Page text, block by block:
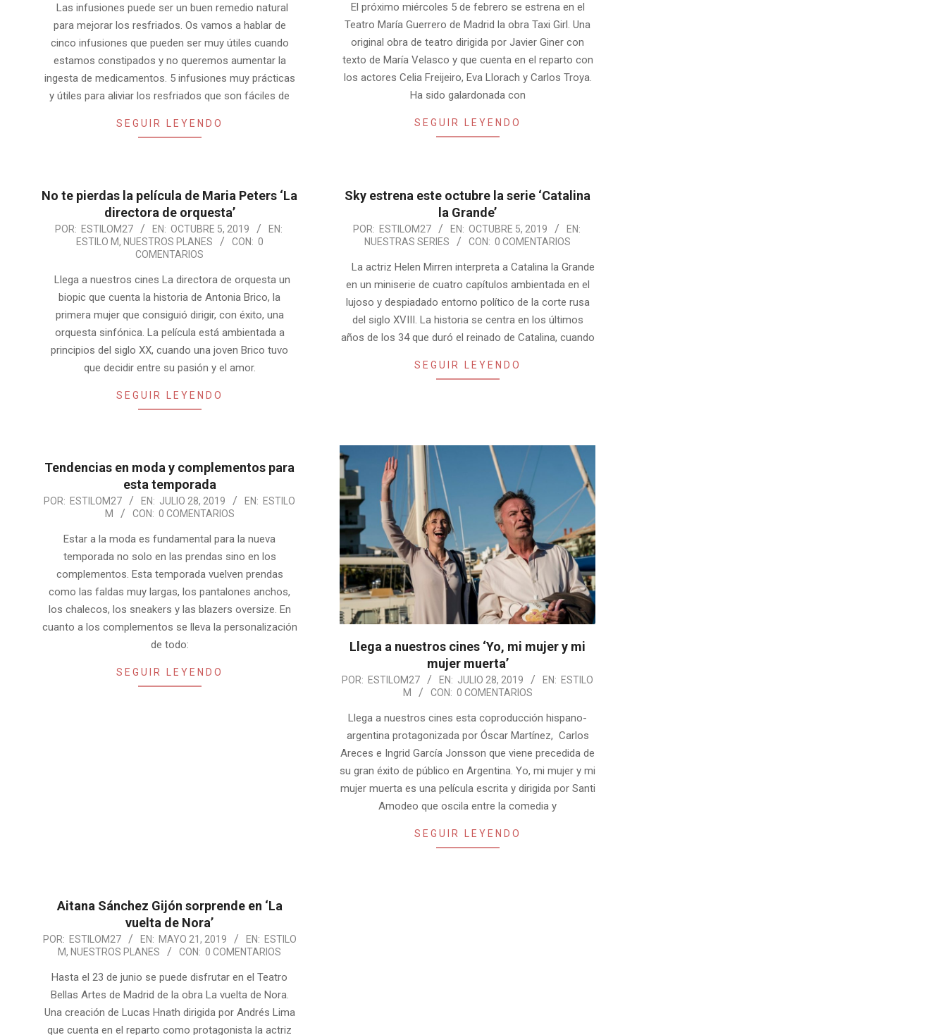
Las infusiones puede ser un buen remedio natural
para mejorar los resfriados. Os vamos a hablar de
cinco infusiones que pueden ser muy útiles cuando
estamos constipados y no queremos aumentar la
ingesta de medicamentos. 5 infusiones muy prácticas
y útiles para aliviar los resfriados que son fáciles de
SEGUIR LEYENDO
El próximo miércoles 5 de febrero se estrena en el
Teatro María Guerrero de Madrid la obra Taxi Girl. Una
original obra de teatro dirigida por Javier Giner con
texto de María Velasco y que cuenta en el reparto con
los actores Celia Freijeiro, Eva Llorach y Carlos Troya.
Ha sido galardonada con
SEGUIR LEYENDO
No te pierdas la película de Maria Peters ‘La
directora de orquesta’
2019-POR: ESTILOM27 EN: OCTUBRE 5, 2019
EN:
ESTILO M, NUESTROS PLANES CON: 0
COMENTARIOS
Llega a nuestros cines La directora de orquesta un
biopic que cuenta la historia de Antonia Brico, la
primera mujer que consiguió dirigir, con éxito, una
orquesta sinfónica. La película está ambientada a
principios del siglo XX, cuando una joven Brico tuvo
que decidir entre su pasión y el amor.
SEGUIR LEYENDO
Sky estrena este octubre la serie ‘Catalina
la Grande’
2019-POR: ESTILOM27 EN: OCTUBRE 5, 2019
EN:
NUESTRAS SERIES
CON: 0 COMENTARIOS
La actriz Helen Mirren interpreta a Catalina la Grande
en un miniserie de cuatro capítulos ambientada en el
lujoso y despiadado entorno político de la corte rusa
del siglo XVIII. La historia se centra en los últimos
años de los 34 que duró el reinado de Catalina, cuando
SEGUIR LEYENDO
Tendencias en moda y complementos para
esta temporada
2019-
POR: ESTILOM27 EN: JULIO 28, 2019 EN: ESTILO
M
CON: 0 COMENTARIOS
Estar a la moda es fundamental para la nueva
temporada no solo en las prendas sino en los
complementos. Esta temporada vuelven prendas
como las faldas muy largas, los pantalones anchos,
los chalecos, los sneakers y las blazers oversize. En
cuanto a los complementos se lleva la personalización
de todo:
SEGUIR LEYENDO
Llega a nuestros cines ‘Yo, mi mujer y mi
mujer muerta’
2019-
28
POR: ESTILOM27 EN: JULIO 28, 2019 EN: ESTILO
M
CON: 0 COMENTARIOS
Llega a nuestros cines esta coproducción hispano-
argentina protagonizada por Óscar Martínez, Carlos
Areces e Ingrid García Jonsson que viene precedida de
su gran éxito de público en Argentina. Yo, mi mujer y mi
mujer muerta es una película escrita y dirigida por Santi
Amodeo que oscila entre la comedia y
SEGUIR LEYENDO
Aitana Sánchez Gijón sorprende en ‘La
vuelta de Nora’
2019-
21
POR: ESTILOM27 EN: MAYO 21, 2019 EN: ESTILO
M, NUESTROS PLANES CON: 0 COMENTARIOS
Hasta el 23 de junio se puede disfrutar en el Teatro
Bellas Artes de Madrid de la obra La vuelta de Nora.
Una creación de Lucas Hnath dirigida por Andrés Lima
que cuenta en el reparto como protagonista la actriz